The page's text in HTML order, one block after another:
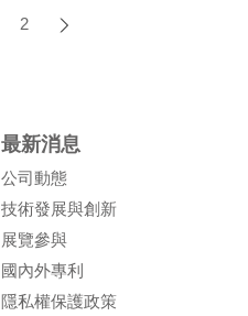
2
最新消息
公司動態
技術發展與創新
展覽參與
國內外專利
隱私權保護政策